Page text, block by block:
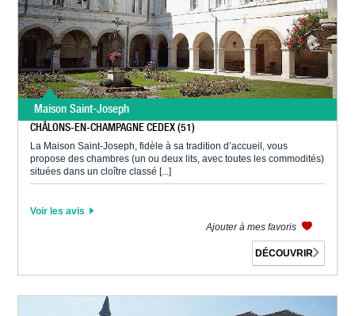
Maison Saint-Joseph
CHÂLONS-EN-CHAMPAGNE CEDEX (51)
La Maison Saint-Joseph, fidèle à sa tradition d’accueil, vous
propose des chambres (un ou deux lits, avec toutes les commodités)
situées dans un cloître classé [...]
Voir les avis
Ajouter à mes favoris
DÉCOUVRIR